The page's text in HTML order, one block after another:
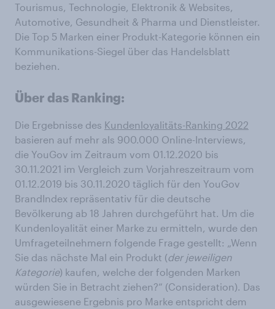
Tourismus, Technologie, Elektronik & Websites,
Automotive, Gesundheit & Pharma und Dienstleister.
Die Top 5 Marken einer Produkt-Kategorie können ein
Kommunikations-Siegel über das Handelsblatt
beziehen.
Über das Ranking:
Die Ergebnisse des Kundenloyalitäts-Ranking 2022
basieren auf mehr als 900.000 Online-Interviews,
die YouGov im Zeitraum vom 01.12.2020 bis
30.11.2021 im Vergleich zum Vorjahreszeitraum vom
01.12.2019 bis 30.11.2020 täglich für den YouGov
BrandIndex repräsentativ für die deutsche
Bevölkerung ab 18 Jahren durchgeführt hat. Um die
Kundenloyalität einer Marke zu ermitteln, wurde den
Umfrageteilnehmern folgende Frage gestellt: „Wenn
Sie das nächste Mal ein Produkt (der jeweiligen
Kategorie) kaufen, welche der folgenden Marken
würden Sie in Betracht ziehen?“ (Consideration). Das
ausgewiesene Ergebnis pro Marke entspricht dem